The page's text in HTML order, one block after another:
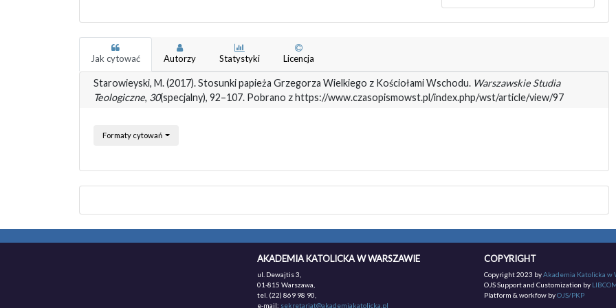
Jak cytować Autorzy Statystyki Licencja
Starowieyski, M. (2017). Stosunki papieża Grzegorza Wielkiego z Kościołami Wschodu. Warszawskie Studia
Teologiczne, 30(specjalny), 92–107. Pobrano z https://www.czasopismowst.pl/index.php/wst/article/view/97
Formaty cytowań
AKADEMIA KATOLICKA W WARSZAWIE
ul. Dewajtis 3,
01-815 Warszawa,
tel. (22) 869 98 90,
e-mail: sekretariat@akademiakatolicka.pl
COPYRIGHT
Copyright 2023 byAkademia Katolicka w
OJS Support and Customization by
Platform & workfow byOJS/PKP